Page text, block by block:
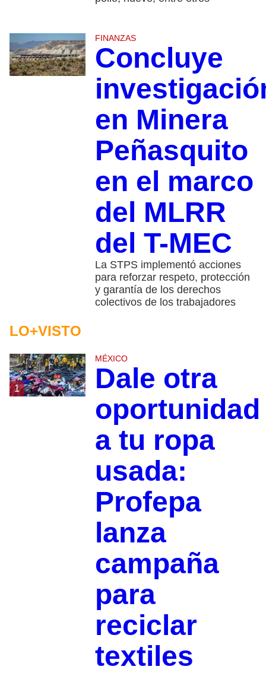
FINANZAS
Concluye
en Minera
Peñasquito
en el marco
del MLRR
del T-MEC
La STPS implementó acciones
para reforzar respeto, protección
y garantía de los derechos
colectivos de los trabajadores
LO+VISTO
1
MÉXICO
Dale otra
oportunidad
a tu ropa
usada:
Profepa
lanza
campaña
para
reciclar
textiles